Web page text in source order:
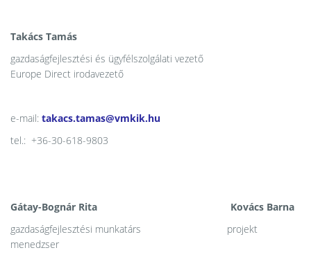
Takács Tamás
gazdaságfejlesztési és ügyfélszolgálati vezető
Europe Direct irodavezető
e-mail: takacs.tamas@vmkik.hu
tel.: +36-30-618-9803
Gátay-Bognár Rita Kovács Barna
gazdaságfejlesztési munkatárs projekt
menedzser